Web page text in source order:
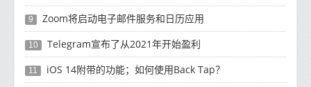
9 Zoom将启动电子邮件服务和日历应用
10 Telegram宣布了从2021年开始盈利
11 iOS 14附带的功能；如何使用Back Tap？